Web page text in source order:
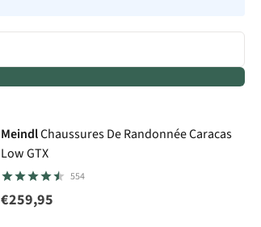
MeindlChaussures De Randonnée Caracas
Low GTX
554
€259,95